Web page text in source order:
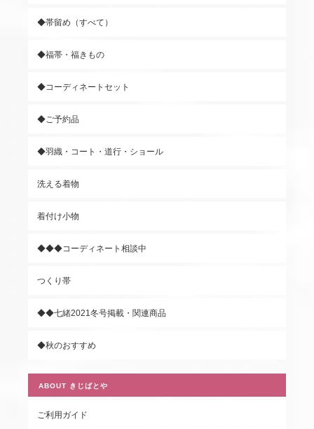
◆帯留め（すべて）
◆福帯・福きもの
◆コーディネートセット
◆ご予約品
◆羽織・コート・道行・ショール
洗える着物
着付け小物
◆◆◆コーディネート相談中
つくり帯
◆◆七緒2021冬号掲載・関連商品
◆秋のおすすめ
ABOUT きじばとや
ご利用ガイド